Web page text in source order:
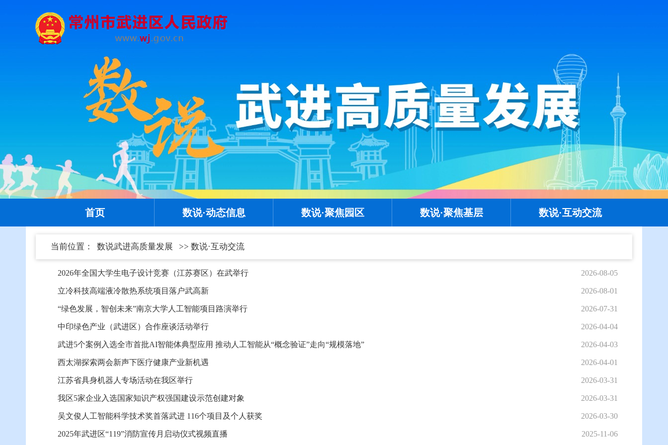
首页 数说·动态信息 数说·聚焦园区 数说·聚焦基层 数说·互动交流
当前位置： 数说武进高质量发展 >> 数说·互动交流
2026年全国大学生电子设计竞赛（江苏赛区）在武举行 2026-08-05
立冷科技高端液冷散热系统项目落户武高新 2026-08-01
“绿色发展，智创未来”南京大学人工智能项目路演举行 2026-07-31
中印绿色产业（武进区）合作座谈活动举行 2026-04-04
武进5个案例入选全市首批AI智能体典型应用 推动人工智能从“概念验证”走向“规模落地” 2026-04-03
西太湖探索两会新声下医疗健康产业新机遇 2026-04-01
江苏省具身机器人专场活动在我区举行 2026-03-31
我区5家企业入选国家知识产权强国建设示范创建对象 2026-03-31
吴文俊人工智能科学技术奖首落武进 116个项目及个人获奖 2026-03-30
2025年武进区“119”消防宣传月启动仪式视频直播 2025-11-06